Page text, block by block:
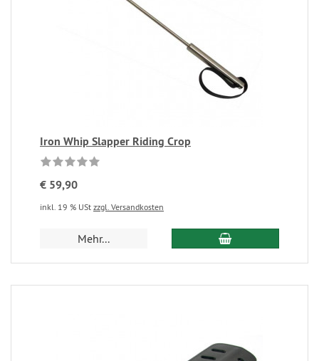
Iron Whip Slapper Riding Crop
€ 59,90
inkl. 19 % USt zzgl. Versandkosten
Mehr...